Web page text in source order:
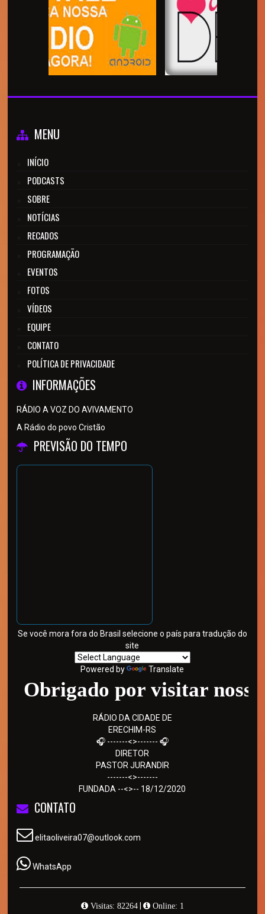
MENU
INÍCIO
PODCASTS
SOBRE
NOTÍCIAS
RECADOS
PROGRAMAÇÃO
EVENTOS
FOTOS
VÍDEOS
EQUIPE
CONTATO
POLÍTICA DE PRIVACIDADE
INFORMAÇÕES
RÁDIO A VOZ DO AVIVAMENTO
A Rádio do povo Cristão
PREVISÃO DO TEMPO
Se você mora fora do Brasil selecione o país para tradução do
site
Powered by Translate
Obrigado por visitar nosso
RÁDIO DA CIDADE DE
ERECHIM-RS
🎧 -------<>------- 🎧
DIRETOR
PASTOR JURANDIR
-------<>-------
FUNDADA --<>-- 18/12/2020
CONTATO
elitaoliveira07@outlook.com
WhatsApp
Visitas: 82264| Online: 1